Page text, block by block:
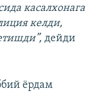
касалхонага
келди,
дейди
ёрдам